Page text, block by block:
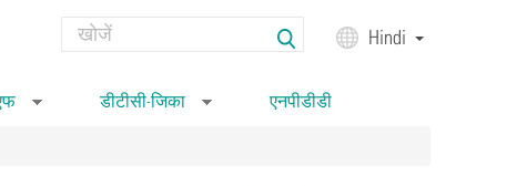
Search Hindi
डीटीसी-जिका एनपीडीडी